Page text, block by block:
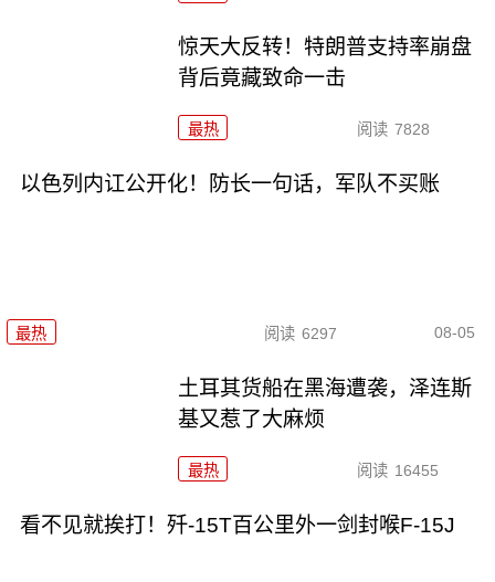
惊天大反转！特朗普支持率崩盘
背后竟藏致命一击
最热 阅读 7828
以色列内讧公开化！防长一句话，军队不买账
最热 阅读 6297 08-05
土耳其货船在黑海遭袭，泽连斯
基又惹了大麻烦
最热 阅读 16455
看不见就挨打！歼-15T百公里外一剑封喉F-15J